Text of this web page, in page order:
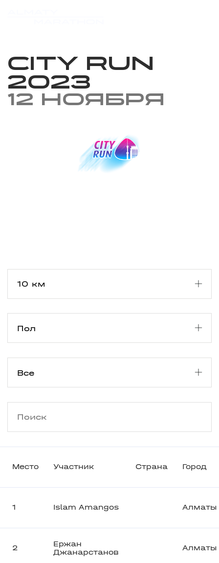
City Run
2023
12 ноября
Место Участник Страна Город
1 Islam Amangos Алматы
2
Ержан
Джанарстанов
Алматы